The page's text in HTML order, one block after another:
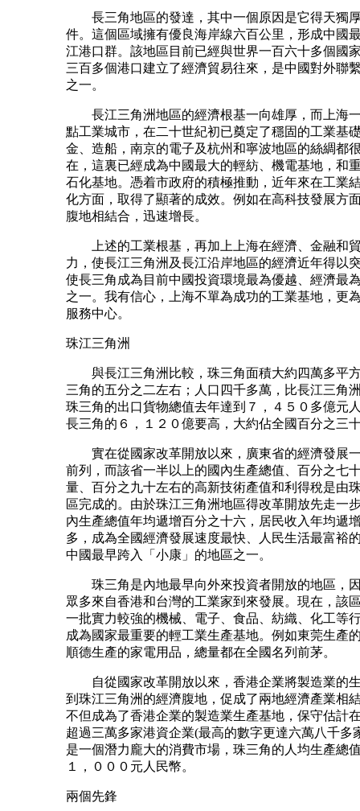
長三角地區的發達，其中一個原因是它得天獨
件。這個區域擁有優良海岸線六百公里，形成中國
江港口群。該地區目前已經與世界一百六十多個國
三百多個港口建立了經濟貿易往來，是中國對外聯
之一。
長江三角洲地區的經濟根基一向雄厚，而上海
點工業城市，在二十世紀初已奠定了穩固的工業基
金、造船，南京的電子及杭州和寧波地區的絲綢都
在，這裏已經成為中國最大的輕紡、機電基地，和
石化基地。憑着市政府的積極推動，近年來在工業
化方面，取得了顯著的成效。例如在高科技發展方
腹地相結合，迅速增長。
上述的工業根基，再加上上海在經濟、金融和
力，使長江三角洲及長江沿岸地區的經濟近年得以
使長三角成為目前中國投資環境最為優越、經濟最
之一。我有信心，上海不單為成功的工業基地，更
服務中心。
珠江三角洲
與長江三角洲比較，珠三角面積大約四萬多平
三角的五分之二左右；人口四千多萬，比長江三角
珠三角的出口貨物總值去年達到７，４５０多億元
長三角的６，１２０億要高，大約佔全國百分之三
實在從國家改革開放以來，廣東省的經濟發展
前列，而該省一半以上的國內生產總值、百分之七
量、百分之九十左右的高新技術產值和利得稅是由
區完成的。由於珠江三角洲地區得改革開放先走一
內生產總值年均遞增百分之十六，居民收入年均遞
多，成為全國經濟發展速度最快、人民生活最富裕
中國最早跨入「小康」的地區之一。
珠三角是內地最早向外來投資者開放的地區，
眾多來自香港和台灣的工業家到來發展。現在，該
一批實力較強的機械、電子、食品、紡織、化工等
成為國家最重要的輕工業生產基地。例如東莞生產
順德生產的家電用品，總量都在全國名列前茅。
自從國家改革開放以來，香港企業將製造業的
到珠江三角洲的經濟腹地，促成了兩地經濟產業相
不但成為了香港企業的製造業生產基地，保守估計
超過三萬多家港資企業(最高的數字更達六萬八千多
是一個潛力龐大的消費市場，珠三角的人均生產總
１，０００元人民幣。
兩個先鋒